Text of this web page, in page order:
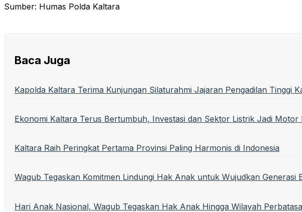
Sumber: Humas Polda Kaltara
Baca Juga
Kapolda Kaltara Terima Kunjungan Silaturahmi Jajaran Pengadilan Tinggi
Ekonomi Kaltara Terus Bertumbuh, Investasi dan Sektor Listrik Jadi Motor
Kaltara Raih Peringkat Pertama Provinsi Paling Harmonis di Indonesia
Wagub Tegaskan Komitmen Lindungi Hak Anak untuk Wujudkan Generasi
Hari Anak Nasional, Wagub Tegaskan Hak Anak Hingga Wilayah